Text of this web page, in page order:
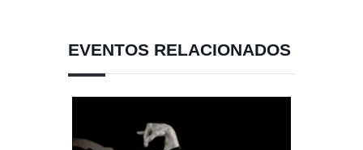
EVENTOS RELACIONADOS